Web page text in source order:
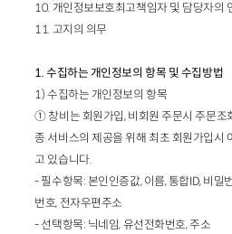
10. 개인정보보호최고책임자 및 담당자의
11. 고지의 의무
1. 수집하는 개인정보의 항목 및 수집방법
1) 수집하는 개인정보의 항목
① 창비는 회원가입, 비회원 주문시 주문조
종 서비스의 제공을 위해 최초 회원가입시
고 있습니다.
- 필수항목: 본인인증값, 이름, 통합ID, 비밀
번호, 전자우편주소
- 선택항목: 닉네임, 유선전화번호, 주소